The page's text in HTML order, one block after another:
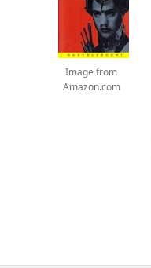
Image from
Amazon.com